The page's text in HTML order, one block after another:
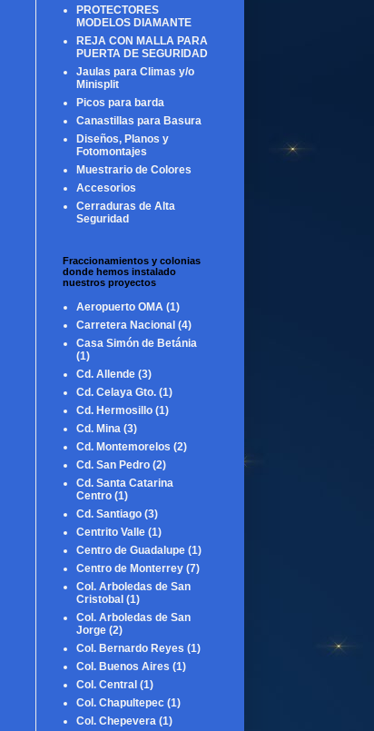
PROTECTORES
MODELOS DIAMANTE
REJA CON MALLA PARA
PUERTA DE SEGURIDAD
Jaulas para Climas y/o
Minisplit
Picos para barda
Canastillas para Basura
Diseños, Planos y
Fotomontajes
Muestrario de Colores
Accesorios
Cerraduras de Alta
Seguridad
Fraccionamientos y colonias
donde hemos instalado
nuestros proyectos
Aeropuerto OMA (1)
Carretera Nacional (4)
Casa Simón de Betánia
(1)
Cd. Allende (3)
Cd. Celaya Gto. (1)
Cd. Hermosillo (1)
Cd. Mina (3)
Cd. Montemorelos (2)
Cd. San Pedro (2)
Cd. Santa Catarina
Centro (1)
Cd. Santiago (3)
Centrito Valle (1)
Centro de Guadalupe (1)
Centro de Monterrey (7)
Col. Arboledas de San
Cristobal (1)
Col. Arboledas de San
Jorge (2)
Col. Bernardo Reyes (1)
Col. Buenos Aires (1)
Col. Central (1)
Col. Chapultepec (1)
Col. Chepevera (1)